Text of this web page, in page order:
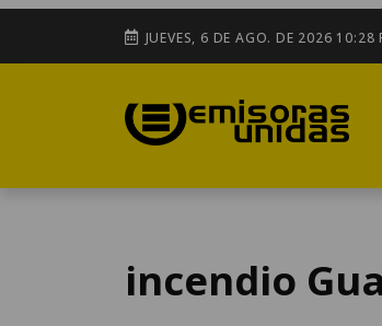
JUEVES, 6 DE AGO. DE 2026 10:28
incendio